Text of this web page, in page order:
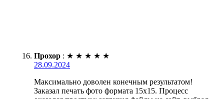
Прохор : ★ ★ ★ ★ ★
28.09.2024
Максимально доволен конечным результатом!
Заказал печать фото формата 15х15. Процесс